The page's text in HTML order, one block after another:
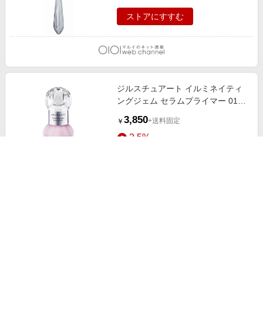
ストアにすすむ
ジルスチュアート イルミネイティ
ングジェム セラムプライマー 01
￥ 3,850+送料固定
2.5%